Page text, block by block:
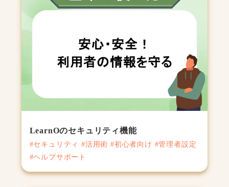
LearnOのセキュリティ機能
#セキュリティ #活用術 #初心者向け #管理者設定
#ヘルプサポート